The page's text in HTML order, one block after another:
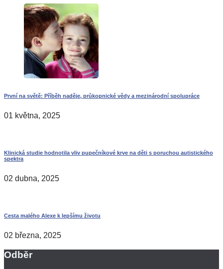
První na světě: Příběh naděje, průkopnické vědy a mezinárodní spolupráce
01 května, 2025
Klinická studie hodnotila vliv pupečníkové krve na děti s poruchou autistického
spektra
02 dubna, 2025
Cesta malého Alexe k lepšímu životu
02 března, 2025
Odběr